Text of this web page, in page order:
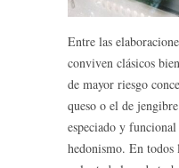
Entre las
conviven clásicos
de mayor riesgo
queso o el de
especiado y
hedonismo. En todos